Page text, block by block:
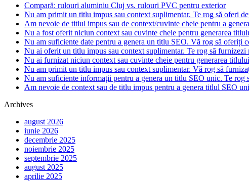
Compară: rulouri aluminiu Cluj vs. rulouri PVC pentru exterior
Nu am primit un titlu impus sau context suplimentar. Te rog să oferi
Am nevoie de titlul impus sau de context/cuvinte cheie pentru a
Nu a fost oferit niciun context sau cuvinte cheie pentru generarea
Nu am suficiente date pentru a genera un titlu SEO. Vă rog să oferiți
Nu ai oferit un titlu impus sau context suplimentar. Te rog să
Nu ai furnizat niciun context sau cuvinte cheie pentru generarea
Nu am primit un titlu impus sau context suplimentar. Vă rog să
Nu am suficiente informații pentru a genera un titlu SEO unic. Te rog
Am nevoie de context sau de titlu impus pentru a genera titlul SEO
Archives
august 2026
iunie 2026
decembrie 2025
noiembrie 2025
septembrie 2025
august 2025
aprilie 2025